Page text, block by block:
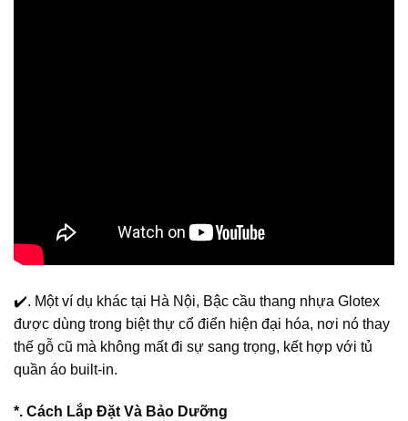
✔️. Một ví dụ khác tại Hà Nội, Bậc cầu thang nhựa Glotex
được dùng trong biệt thự cổ điển hiện đại hóa, nơi nó thay
thế gỗ cũ mà không mất đi sự sang trọng, kết hợp với tủ
quần áo built-in.
*. Cách Lắp Đặt Và Bảo Dưỡng